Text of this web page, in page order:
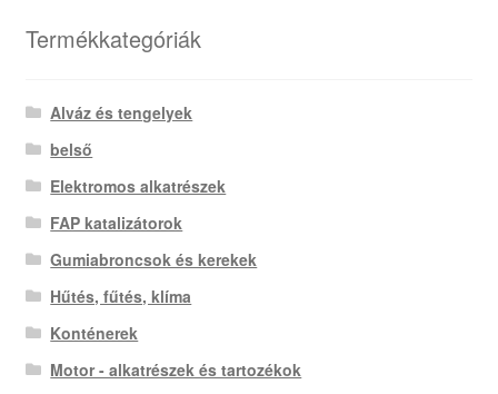
Termékkategóriák
Alváz és tengelyek
belső
Elektromos alkatrészek
FAP katalizátorok
Gumiabroncsok és kerekek
Hűtés, fűtés, klíma
Konténerek
Motor - alkatrészek és tartozékok